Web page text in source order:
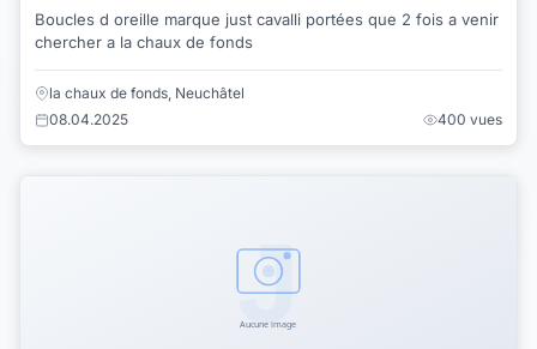
Boucles d oreille marque just cavalli portées que 2 fois a venir
chercher a la chaux de fonds
la chaux de fonds, Neuchâtel
08.04.2025
400 vues